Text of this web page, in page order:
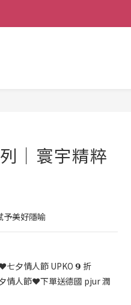
｜寰宇精粹
予美好隱喻
七夕情人節 UPKO 𝟵 折
情人節❤️下單送德國 pjur 潤